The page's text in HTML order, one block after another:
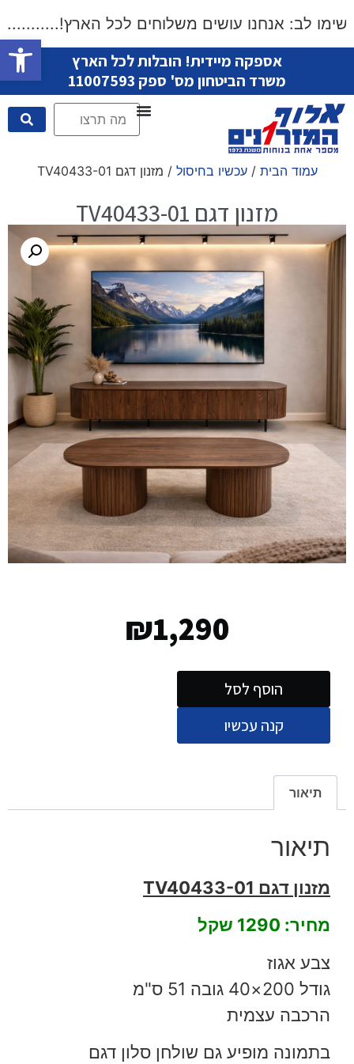
פתח
לב: אנחנו עושים משלוחים לכל
אספקה מיידית! הובלות לכל הארץ
משרד הביטחון מס' ספק 11007593
עמוד הבית /עכשיו בחיסול / מזנון דגם TV40433-01
₪1,290
הוסף לסל
קנה עכשיו
מזנון דגם TV40433-01
תיאור
תיאור
מזנון דגם TV40433-01
מחיר: 1290 שקל
צבע אגוז
גודל 200×40 גובה 51 ס"מ
הרכבה עצמית
בתמונה מופיע גם שולחן סלון דגם